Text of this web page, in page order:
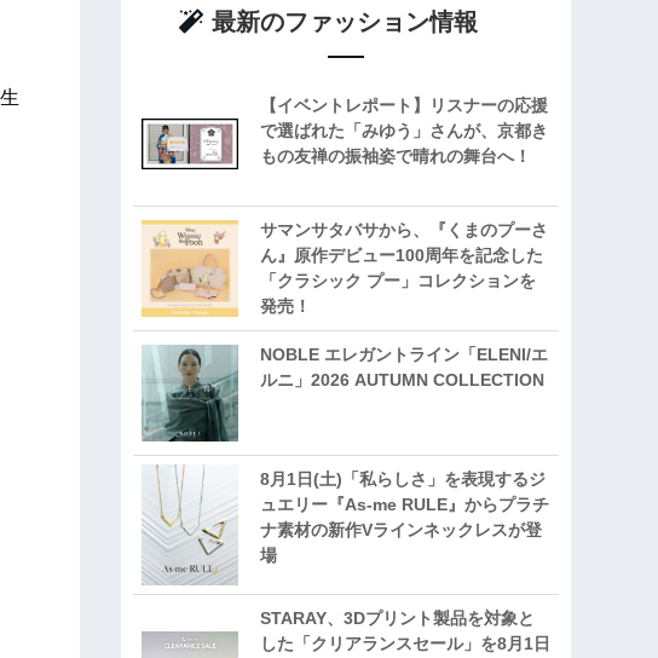
最新のファッション情報
【イベントレポート】リスナーの応援
で選ばれた「みゆう」さんが、京都き
もの友禅の振袖姿で晴れの舞台へ！
サマンサタバサから、『くまのプーさ
ん』原作デビュー100周年を記念した
「クラシック プー」コレクションを
発売！
NOBLE エレガントライン「ELENI/エ
ルニ」2026 AUTUMN COLLECTION
8月1日(土)「私らしさ」を表現するジ
ュエリー『As-me RULE』からプラチ
ナ素材の新作Vラインネックレスが登
場
STARAY、3Dプリント製品を対象と
した「クリアランスセール」を8月1日